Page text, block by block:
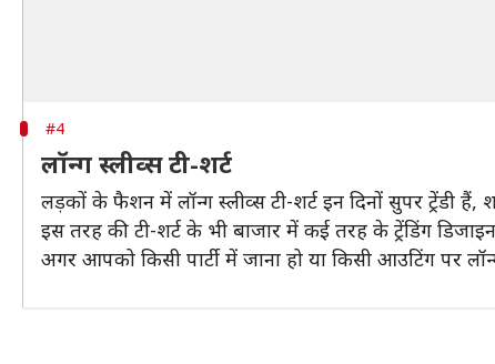
#4
लॉन्ग स्लीव्स टी-शर्ट
लड़कों के फैशन में लॉन्ग स्लीव्स टी-शर्ट इन दिनों सुपर
इस तरह की टी-शर्ट के भी बाजार में कई तरह के ट्रेंडिंग
अगर आपको किसी पार्टी में जाना हो या किसी आउटिंग